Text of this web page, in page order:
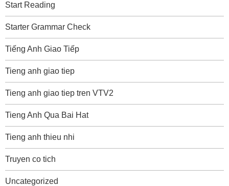
Start Reading
Starter Grammar Check
Tiếng Anh Giao Tiếp
Tieng anh giao tiep
Tieng anh giao tiep tren VTV2
Tieng Anh Qua Bai Hat
Tieng anh thieu nhi
Truyen co tich
Uncategorized